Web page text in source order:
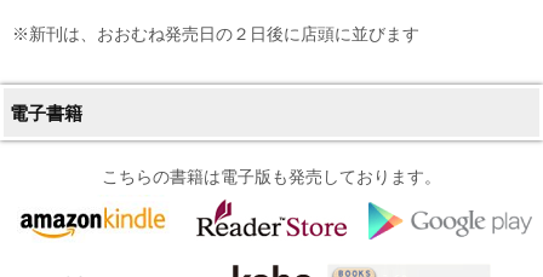
※新刊は、おおむね発売日の２日後に店頭に並びます
電子書籍
こちらの書籍は電子版も発売しております。